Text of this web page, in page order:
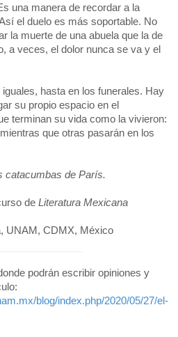
una manera de recordar a la
el duelo es más soportable. No
la muerte de una abuela que la de
a veces, el dolor nunca se va y el
hasta en los funerales. Hay
su propio espacio en el
terminan su vida como la vivieron:
que otras pasarán en los
catacumbas de París.
de Literatura Mexicana
UNAM, CDMX, México
podrán escribir opiniones y
blog/index.php/2020/05/27/el-